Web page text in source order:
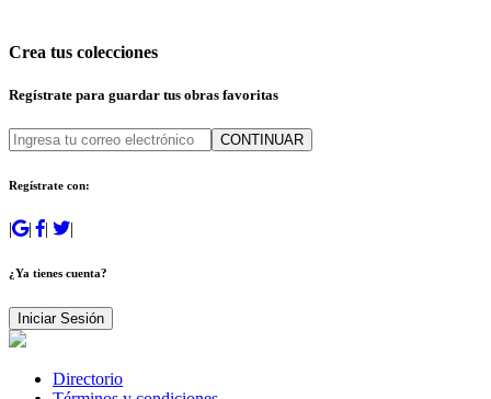
Crea tus colecciones
Regístrate para guardar tus obras favoritas
CONTINUAR
Regístrate con:
| | | |
¿Ya tienes cuenta?
Iniciar Sesión
Directorio